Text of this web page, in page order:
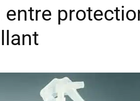
entre